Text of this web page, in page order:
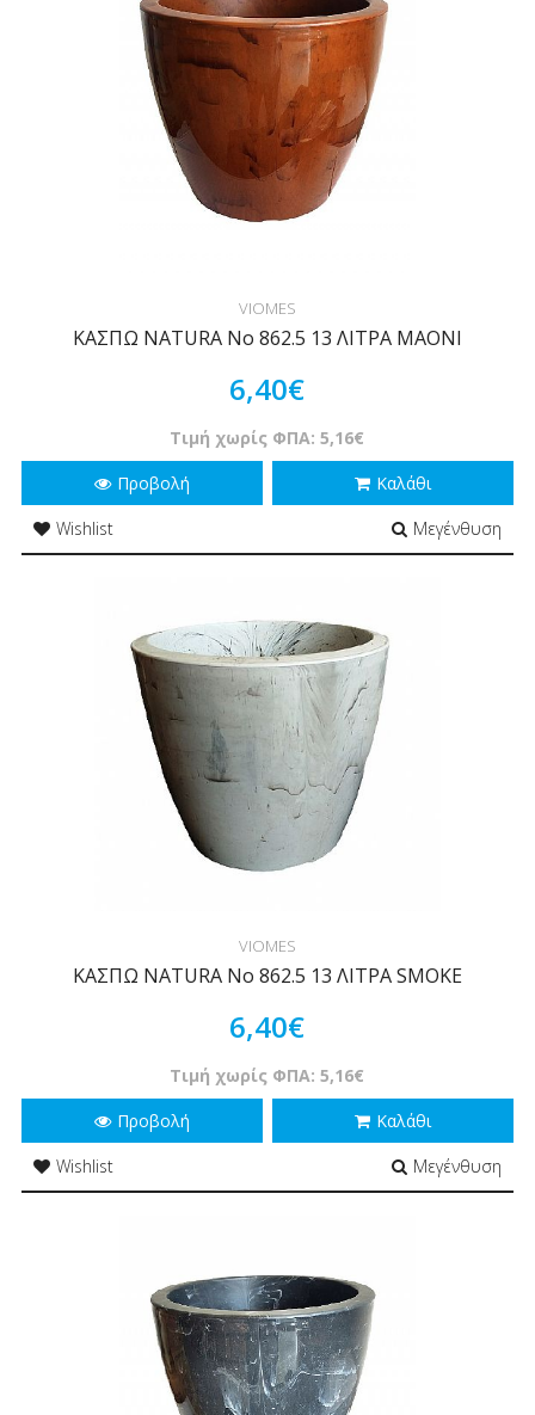
VIOMES
ΚΑΣΠΩ NATURA Νο 862.5 13 ΛΙΤΡΑ MAONI
6,40€
Τιμή χωρίς ΦΠΑ: 5,16€
Προβολή
Καλάθι
Wishlist
Μεγένθυση
VIOMES
ΚΑΣΠΩ NATURA Νο 862.5 13 ΛΙΤΡΑ SMOKE
6,40€
Τιμή χωρίς ΦΠΑ: 5,16€
Προβολή
Καλάθι
Wishlist
Μεγένθυση